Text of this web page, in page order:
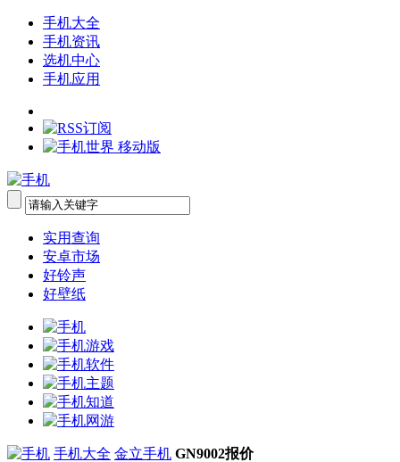
手机大全
手机资讯
选机中心
手机应用
实用查询
安卓市场
好铃声
好壁纸
手机大全 金立手机 GN9002报价